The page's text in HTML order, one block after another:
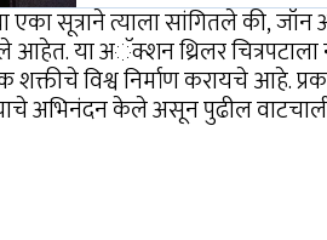
एका सूत्राने त्याला सांगितले की,
आहेत. या अॅक्शन थ्रिलर
विश्व निर्माण करायचे आहे.
अभिनंदन केले असून पुढील